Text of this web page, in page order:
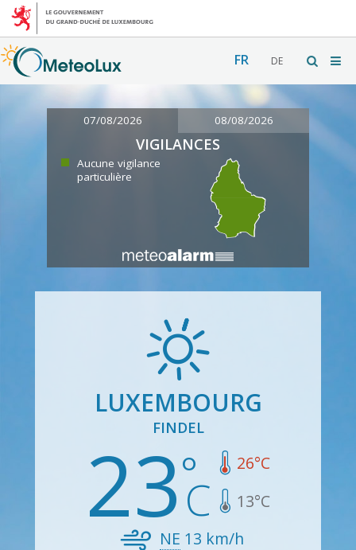
FR DE
07/08/2026 08/08/2026
VIGILANCES
Aucune vigilance
particulière
LUXEMBOURG
FINDEL
23 26°C
13°C
NE 13 km/h